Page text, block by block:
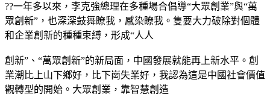
??一年多以來，李克強總理在多種場合倡導“大眾創業”與“萬
眾創新”，也深深鼓舞瞭我，感染瞭我。隻要大力破除對個體
和企業創新的種種束縛，形成“人人
創新”、“萬眾創新”的新局面，中國發展就能再上新水平。創
業潮比上山下鄉好，比下崗失業好，我認為這是中國社會價值
觀轉型的開始。大眾創業，靠智慧創造